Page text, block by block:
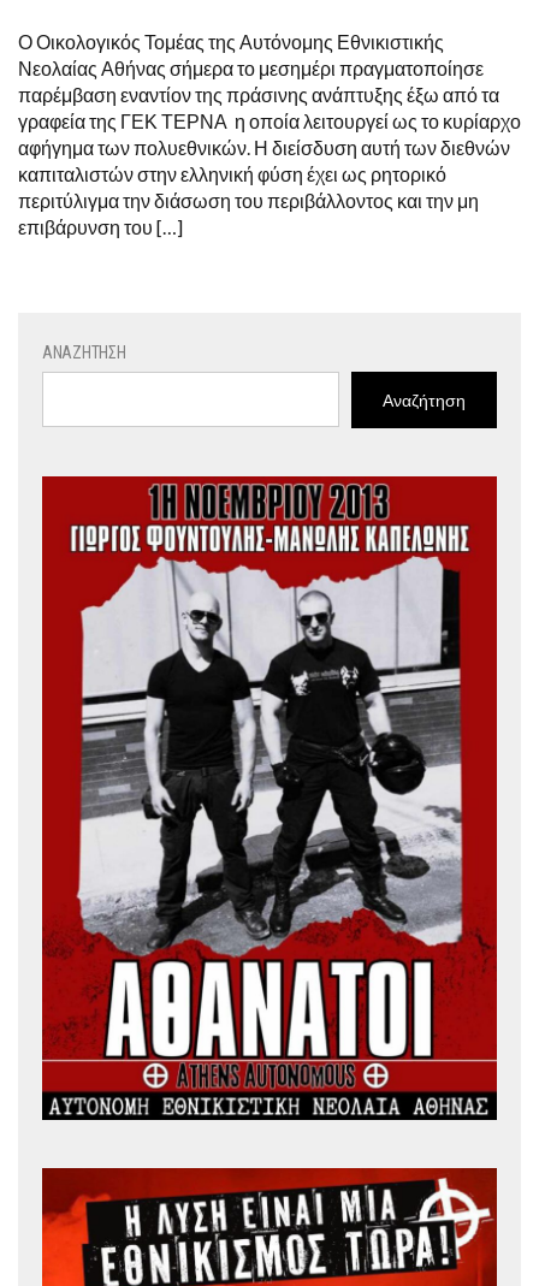
Ο Οικολογικός Τομέας της Αυτόνομης Εθνικιστικής
Νεολαίας Αθήνας σήμερα το μεσημέρι πραγματοποίησε
παρέμβαση εναντίον της πράσινης ανάπτυξης έξω από τα
γραφεία της ΓΕΚ ΤΕΡΝΑ η οποία λειτουργεί ως το κυρίαρχο
αφήγημα των πολυεθνικών. Η διείσδυση αυτή των διεθνών
καπιταλιστών στην ελληνική φύση έχει ως ρητορικό
περιτύλιγμα την διάσωση του περιβάλλοντος και την μη
επιβάρυνση του […]
ΑΝΑΖΉΤΗΣΗ
Αναζήτηση